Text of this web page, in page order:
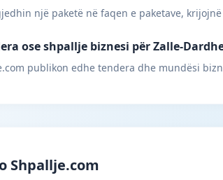
një paketë në faqen e paketave,
ose shpallje biznesi për Zalle-
publikon edhe tendera dhe mundësi
Shpallje.com